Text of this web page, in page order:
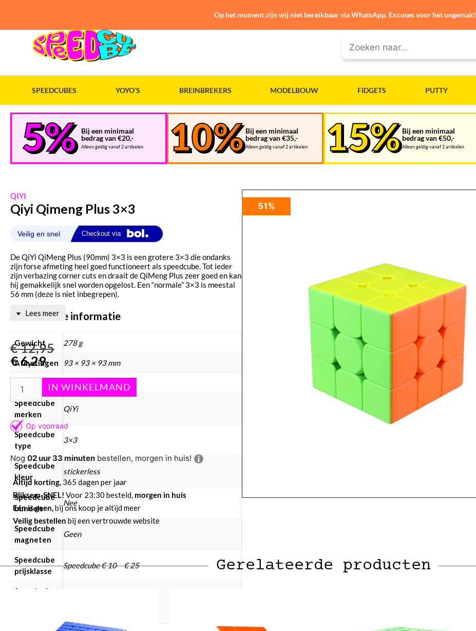
SPEEDCUBES YOYO’S BREINBREKERS MODELBOUW FIDGETS PUTTY
Bij een minimaal
bedrag van €20,-
Alleen geldig vanaf 2 artikelen
Bij een minimaal
bedrag van €35,-
Alleen geldig vanaf 2 artikelen
Bij een minimaal
bedrag van €50,-
Alleen geldig vanaf 2 artikelen
QIYI
Qiyi Qimeng Plus 3×3
De QiYi QiMeng Plus (90mm) 3×3 is een grotere 3×3 die ondanks
zijn forse afmeting heel goed functioneert als speedcube. Tot ieder
zijn verbazing corner cuts en draait de QiMeng Plus zeer goed en kan
hij gemakkelijk snel worden opgelost. Een “normale” 3×3 is meestal
56 mm (deze is niet inbegrepen).
Aanvullende informatie
Gewicht 278 g
Afmetingen 93 × 93 × 93 mm
QIYI
Speedcube
merken
QiYi
Speedcube
type
3×3
Speedcube
kleur
stickerless
Speedcube
bundels
Nee
Speedcube
magneten
Geen
Speedcube
prijsklasse
Speedcube € 10 – € 25
Speedcube
Lees meer
€12,95
€6,29
Nog02 uur 33 minutenbestellen, morgen in huis!
Altijd korting, 365 dagen per jaar
Bliksem-SNEL! Voor 23:30 besteld, morgen in huis
Eén is geen,bij ons koop je altijd meer
Veilig bestellenbij een vertrouwde website
51%
Gerelateerde producten
Op het moment zijn wij niet bereikbaar via WhatsApp. Excuses voor het ongemak!